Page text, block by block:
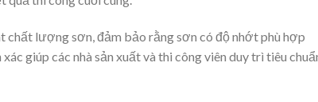
lượng sơn, đảm bảo rằng sơn có độ nhớt phù hợp
giúp các nhà sản xuất và thi công viên duy trì tiêu